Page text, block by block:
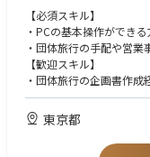
・複雑性の高いディレク
複数のステークホルダー
を巻き込み、高度な論理
て、複雑な事象をシン
・マネジメント、企画職
顧客対応のチームリー
にあるため、チームビ
むチャンスが豊富にあり
・個ではなくチームで成
【必須スキル】
・PCの基本操作ができ
・団体旅行の手配や営業
【歓迎スキル】
・団体旅行の企画書作成
・添乗経験
・GDSの操作経験
東京都